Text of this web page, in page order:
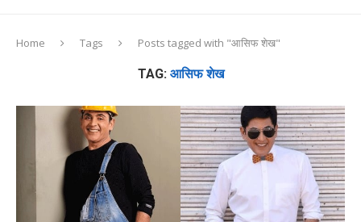
Home Tags Posts tagged with "आसिफ शेख"
TAG: आसिफ शेख